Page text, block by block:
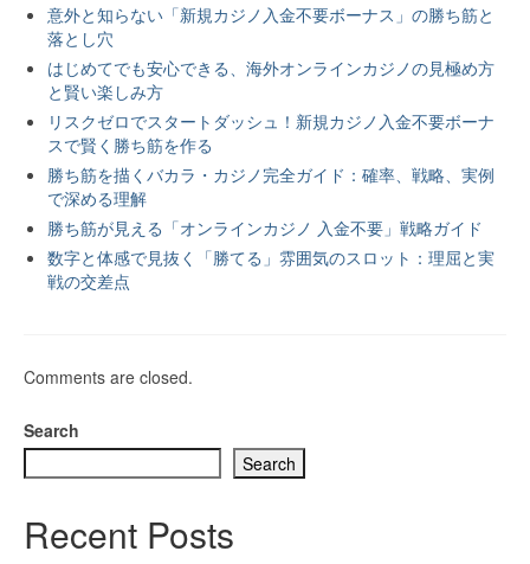
意外と知らない「新規カジノ入金不要ボーナス」の勝ち筋と
落とし穴
はじめてでも安心できる、海外オンラインカジノの見極め方
と賢い楽しみ方
リスクゼロでスタートダッシュ！新規カジノ入金不要ボーナ
スで賢く勝ち筋を作る
勝ち筋を描くバカラ・カジノ完全ガイド：確率、戦略、実例
で深める理解
勝ち筋が見える「オンラインカジノ 入金不要」戦略ガイド
数字と体感で見抜く「勝てる」雰囲気のスロット：理屈と実
戦の交差点
Comments are closed.
Search
Search
Recent Posts